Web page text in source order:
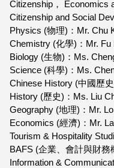
Citizenship， Economics
Citizenship and Social
Physics (物理)：Mr. Chu
Chemistry (化學)：Mr. Fu
Biology (生物)：Ms.
Science (科學)：Ms.
Chinese History (中國歷
History (歷史)：Ms. Liu
Geography (地理)：Mr.
Economics (經濟)：Mr.
Tourism & Hospitality
BAFS (企業、會計與財務
Information &